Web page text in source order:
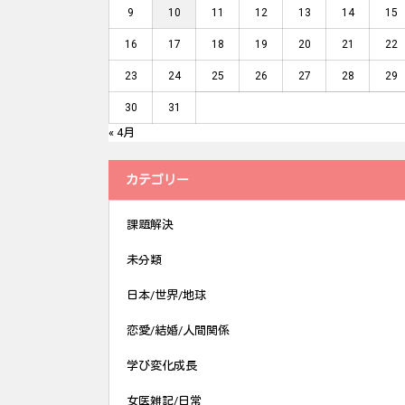
9 10 11 12 13 14 15
16 17 18 19 20 21 22
23 24 25 26 27 28 29
30 31
« 4月
カテゴリー
課題解決
未分類
日本/世界/地球
恋愛/結婚/人間関係
学び変化成長
女医雑記/日常